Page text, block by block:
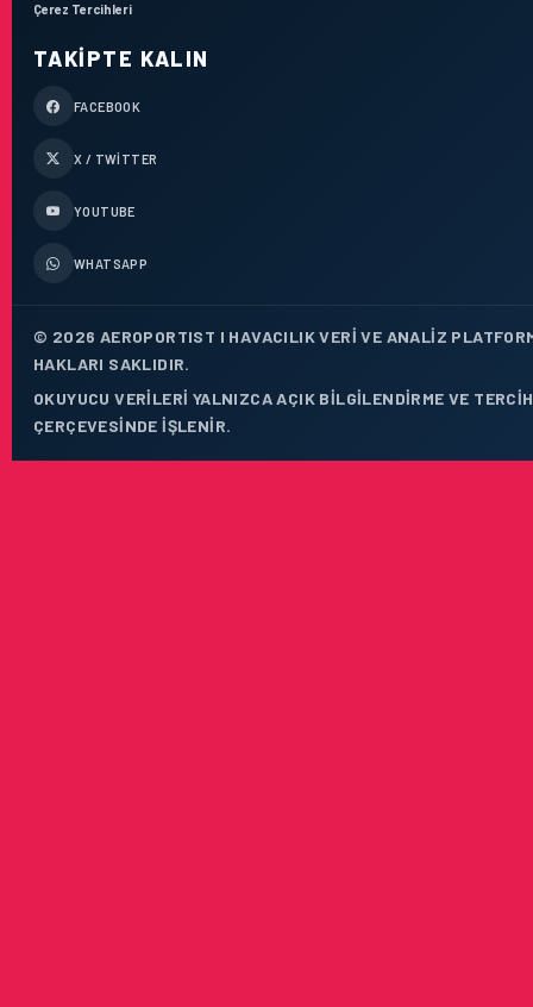
Çerez Tercihleri
TAKIPTE KALIN
FACEBOOK
X / TWITTER
YOUTUBE
WHATSAPP
© 2026 AEROPORTIST I HAVACILIK VERI VE ANALIZ
HAKLARI SAKLIDIR.
OKUYUCU VERILERI YALNIZCA AÇIK BILGILENDIRME VE
ÇERÇEVESINDE IŞLENIR.